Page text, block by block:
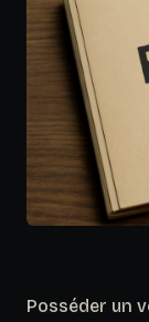
Posséder un